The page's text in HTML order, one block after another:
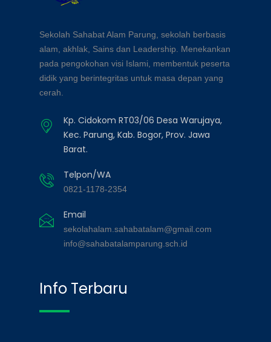
Sekolah Sahabat Alam Parung, sekolah berbasis
alam, akhlak, Sains dan Leadership. Menekankan
pada pengokohan visi Islami, membentuk peserta
didik yang berintegritas untuk masa depan yang
cerah.
Kp. Cidokom RT03/06 Desa Warujaya,
Kec. Parung, Kab. Bogor, Prov. Jawa
Barat.
Telpon/WA
0821-1178-2354
Email
sekolahalam.sahabatalam@gmail.com
info@sahabatalamparung.sch.id
Info Terbaru